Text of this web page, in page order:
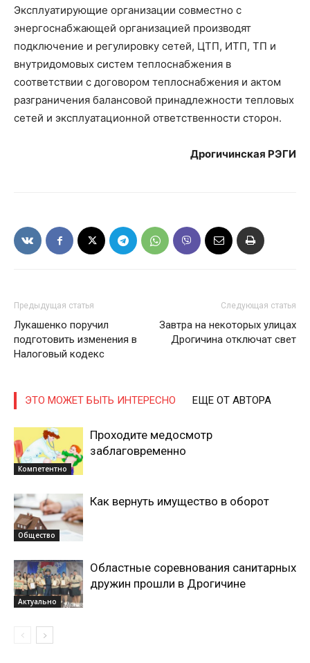
"Драгічынскі Веснік"
Эксплуатирующие организации совместно с
энергоснабжающей организацией производят
подключение и регулировку сетей, ЦТП, ИТП, ТП и
внутридомовых систем теплоснабжения в
соответствии с договором теплоснабжения и актом
разграничения балансовой принадлежности тепловых
сетей и эксплуатационной ответственности сторон.
Дрогичинская РЭГИ
Предыдущая статья
Лукашенко поручил
подготовить изменения в
Налоговый кодекс
Следующая статья
Завтра на некоторых улицах
Дрогичина отключат свет
ЭТО МОЖЕТ БЫТЬ ИНТЕРЕСНО ЕЩЕ ОТ АВТОРА
Компетентно
Проходите медосмотр
заблаговременно
Общество
Как вернуть имущество в оборот
Актуально
Областные соревнования санитарных
дружин прошли в Дрогичине